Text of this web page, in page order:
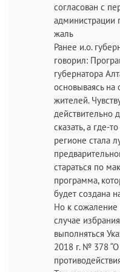
согласован с
администрации
жаль
Ранее и.о.
говорил:
губернатора
основываясь на
жителей.
действительно
сказать, а где-
регионе стала
стараться по
программа,
будет создана
Но к сожаление
случае
выполняться
2018 г. № 378